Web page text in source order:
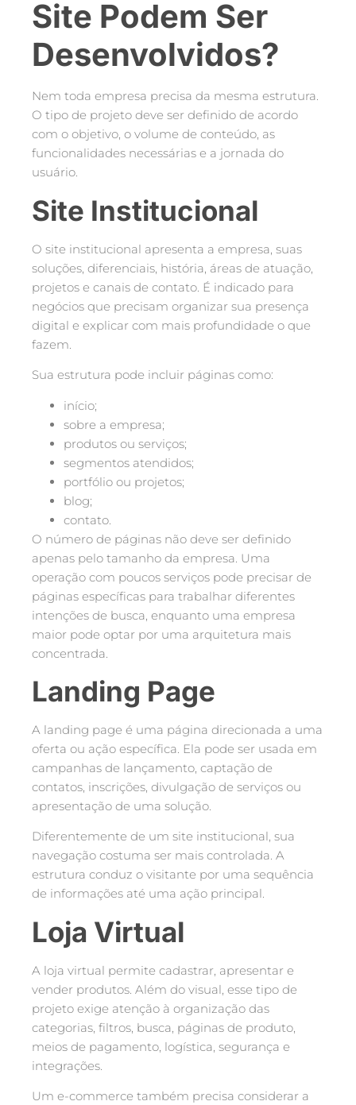
Site Podem Ser
Desenvolvidos?
Nem toda empresa precisa da mesma estrutura.
O tipo de projeto deve ser definido de acordo
com o objetivo, o volume de conteúdo, as
funcionalidades necessárias e a jornada do
usuário.
Site Institucional
O site institucional apresenta a empresa, suas
soluções, diferenciais, história, áreas de atuação,
projetos e canais de contato. É indicado para
negócios que precisam organizar sua presença
digital e explicar com mais profundidade o que
fazem.
Sua estrutura pode incluir páginas como:
início;
sobre a empresa;
produtos ou serviços;
segmentos atendidos;
portfólio ou projetos;
blog;
contato.
O número de páginas não deve ser definido
apenas pelo tamanho da empresa. Uma
operação com poucos serviços pode precisar de
páginas específicas para trabalhar diferentes
intenções de busca, enquanto uma empresa
maior pode optar por uma arquitetura mais
concentrada.
Landing Page
A landing page é uma página direcionada a uma
oferta ou ação específica. Ela pode ser usada em
campanhas de lançamento, captação de
contatos, inscrições, divulgação de serviços ou
apresentação de uma solução.
Diferentemente de um site institucional, sua
navegação costuma ser mais controlada. A
estrutura conduz o visitante por uma sequência
de informações até uma ação principal.
Loja Virtual
A loja virtual permite cadastrar, apresentar e
vender produtos. Além do visual, esse tipo de
projeto exige atenção à organização das
categorias, filtros, busca, páginas de produto,
meios de pagamento, logística, segurança e
integrações.
Um e-commerce também precisa considerar a